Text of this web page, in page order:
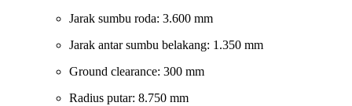
Jarak sumbu roda: 3.600 mm
Jarak antar sumbu belakang: 1.350 mm
Ground clearance: 300 mm
Radius putar: 8.750 mm